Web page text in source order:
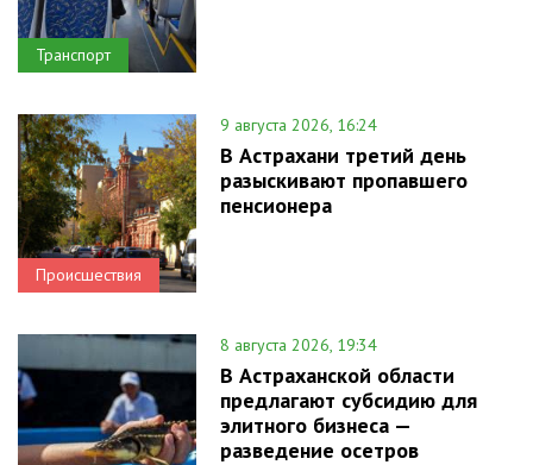
Транспорт
Происшествия
9 августа 2026, 16:24
В Астрахани третий день
разыскивают пропавшего
пенсионера
8 августа 2026, 19:34
В Астраханской области
предлагают субсидию для
элитного бизнеса —
разведение осетров